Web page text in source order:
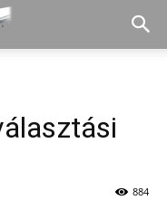
884